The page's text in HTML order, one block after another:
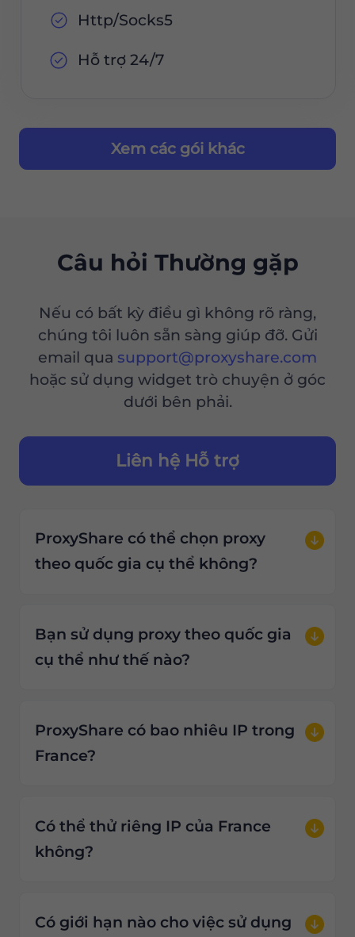
Http/Socks5
Hỗ trợ 24/7
Xem các gói khác
Câu hỏi Thường gặp
Nếu có bất kỳ điều gì không rõ ràng,
chúng tôi luôn sẵn sàng giúp đỡ. Gửi
email qua support@proxyshare.com
hoặc sử dụng widget trò chuyện ở góc
dưới bên phải.
Liên hệ Hỗ trợ
ProxyShare có thể chọn proxy
theo quốc gia cụ thể không?
Bạn sử dụng proxy theo quốc gia
cụ thể như thế nào?
ProxyShare có bao nhiêu IP trong
France?
Có thể thử riêng IP của France
không?
Có giới hạn nào cho việc sử dụng